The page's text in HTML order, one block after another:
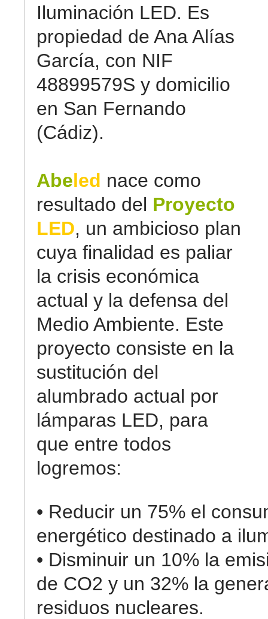
Iluminación LED. Es
propiedad de Ana Alías
García, con NIF
48899579S y domicilio
en San Fernando
(Cádiz).
Abeled nace como
resultado del Proyecto
LED, un ambicioso plan
cuya finalidad es paliar
la crisis económica
actual y la defensa del
Medio Ambiente. Este
proyecto consiste en la
sustitución del
alumbrado actual por
lámparas LED, para
que entre todos
logremos:
• Reducir un 75% el
energético destinado a
• Disminuir un 10% la
de CO2 y un 32% la
residuos nucleares.